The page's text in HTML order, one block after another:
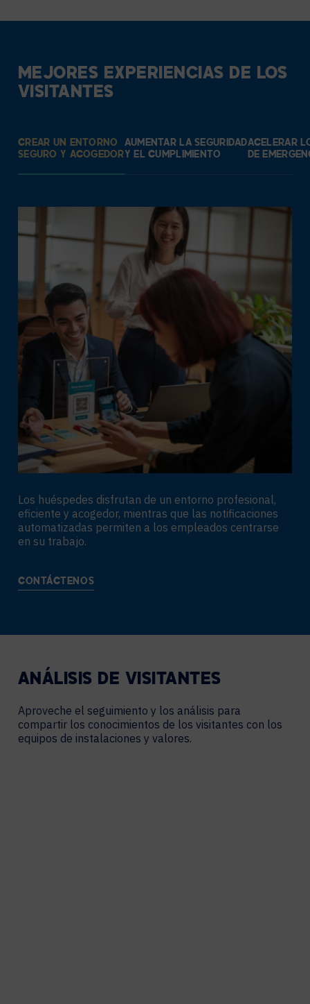
MEJORES EXPERIENCIAS DE LOS
VISITANTES
CREAR UN ENTORNO
SEGURO Y ACOGEDOR
AUMENTAR LA SEGURIDAD
Y EL CUMPLIMIENTO
ACELERAR
DE
Los huéspedes disfrutan de un entorno profesional,
eficiente y acogedor, mientras que las notificaciones
automatizadas permiten a los empleados centrarse
en su trabajo.
CONTÁCTENOS
ANÁLISIS DE VISITANTES
Aproveche el seguimiento y los análisis para
compartir los conocimientos de los visitantes con los
equipos de instalaciones y valores.